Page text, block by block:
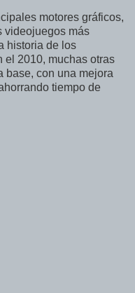
motores gráficos,
videojuegos más
historia de los
el 2010, muchas otras
base, con una mejora
tiempo de